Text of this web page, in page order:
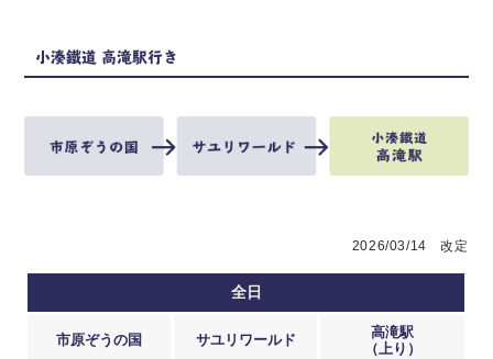
小湊鐵道 高滝駅行き
2026/03/14 改定
全日
市原ぞうの国 サユリワールド
高滝駅
（上り）